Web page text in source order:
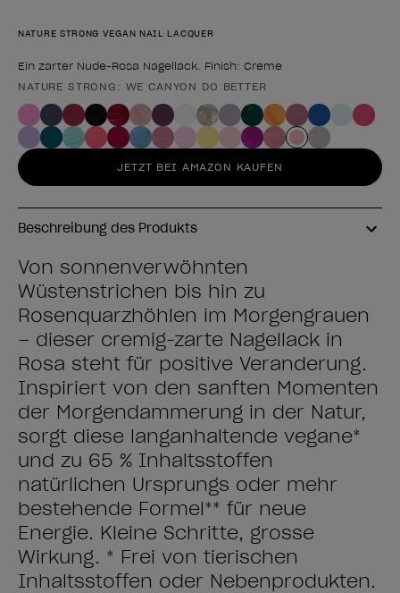
NATURE STRONG VEGAN NAIL LACQUER
Ein zarter Nude-Rosa Nagellack. Finish: Creme
Form des Produkts
NATURE STRONG: WE CANYON DO BETTER
JETZT BEI AMAZON KAUFEN
Beschreibung des Produkts
Von sonnenverwöhnten
Wüstenstrichen bis hin zu
Rosenquarzhöhlen im Morgengrauen
– dieser cremig-zarte Nagellack in
Rosa steht für positive Veränderung.
Inspiriert von den sanften Momenten
der Morgendämmerung in der Natur,
sorgt diese langanhaltende vegane*
und zu ​65 % Inhaltsstoffen
natürlichen Ursprungs oder mehr
bestehende Formel** für neue
Energie. Kleine Schritte, grosse
Wirkung. * Frei von tierischen
Inhaltsstoffen oder Nebenprodukten.